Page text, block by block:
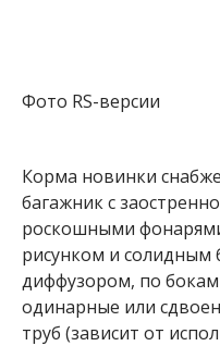
Фото RS-версии
Корма новинки
багажник с
роскошными
рисунком и
диффузором, по
одинарные или
труб (зависит от